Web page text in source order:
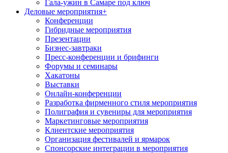
Гала-ужин в Самаре под ключ
Деловые мероприятия+
Конференции
Гибридные мероприятия
Презентации
Бизнес-завтраки
Пресс-конференции и брифинги
Форумы и семинары
Хакатоны
Выставки
Онлайн-конференции
Разработка фирменного стиля мероприятия
Полиграфия и сувениры для мероприятия
Маркетинговые мероприятия
Клиентские мероприятия
Организация фестивалей и ярмарок
Спонсорские интеграции в мероприятия